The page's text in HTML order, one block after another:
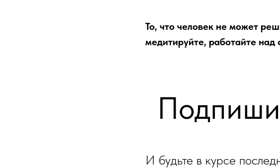
То, что человек не может
медитируйте, работайте
И будьте в курсе